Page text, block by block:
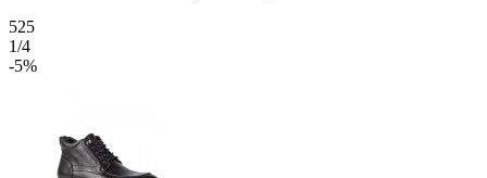
525
1/4
-5%